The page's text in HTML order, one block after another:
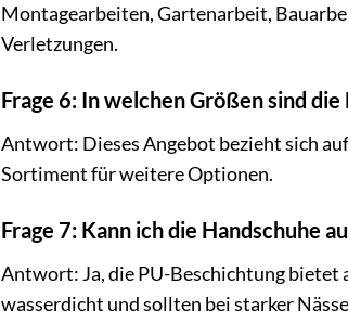
Montagearbeiten, Gartenarbeit,
Verletzungen.
Frage 6: In welchen Größen sind
Antwort: Dieses Angebot bezieht sich
Sortiment für weitere Optionen.
Frage 7: Kann ich die Handschuhe
Antwort: Ja, die PU-Beschichtung bietet
wasserdicht und sollten bei starker